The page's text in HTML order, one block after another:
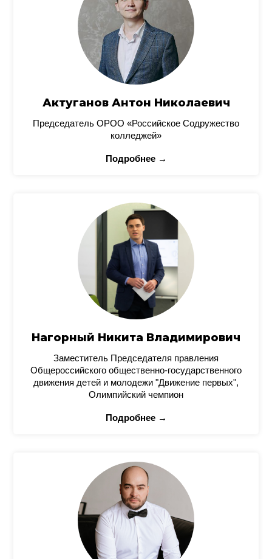
Актуганов Антон Николаевич
Председатель ОРОО «Российское Содружество
колледжей»
Подробнее →
Нагорный Никита Владимирович
Заместитель Председателя правления
Общероссийского общественно-государственного
движения детей и молодежи "Движение первых",
Олимпийский чемпион
Подробнее →